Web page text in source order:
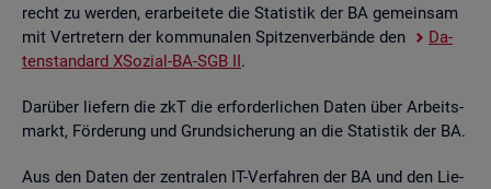
recht zu wer­den, er­ar­bei­te­te die Sta­tis­tik der BA ge­mein­sam
mit Ver­tre­tern der kom­mu­na­len Spit­zen­ver­bän­de den
Da­
ten­stan­dard XSo­zi­al-BA-SGB II.
Dar­über lie­fern die zkT die er­for­der­li­chen Daten über Ar­beits­
markt, För­de­rung und Grund­si­che­rung an die Sta­tis­tik der BA.
Aus den Daten der zen­tra­len IT-Ver­fah­ren der BA und den Lie­